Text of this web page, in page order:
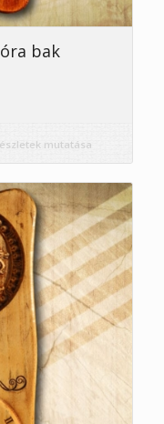
bak
mutatása